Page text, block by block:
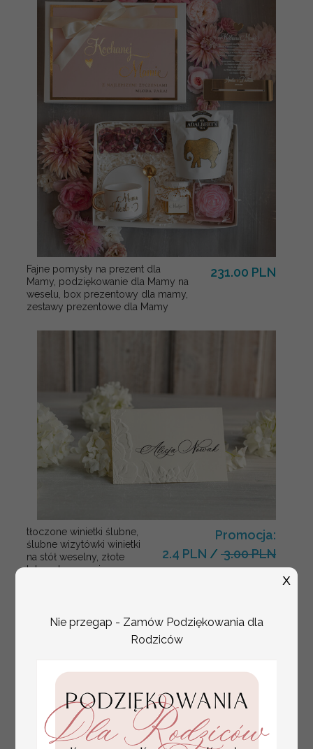
Fajne pomysły na prezent dla
Mamy, podziękowanie dla Mamy na
weselu, box prezentowy dla mamy,
zestawy prezentowe dla Mamy
231.00 PLN
tłoczone winietki ślubne,
ślubne wizytówki winietki
na stół weselny, złote
lub srebrne napisy
Promocja:
2.4 PLN / 3.00 PLN
Nie przegap - Zamów Podziękowania dla
Rodziców
X